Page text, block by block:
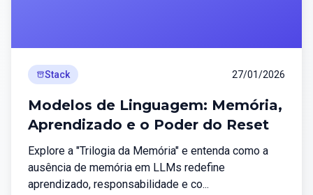
Stack 27/01/2026
Modelos de Linguagem: Memória,
Aprendizado e o Poder do Reset
Explore a "Trilogia da Memória" e entenda como a
ausência de memória em LLMs redefine
aprendizado, responsabilidade e co...